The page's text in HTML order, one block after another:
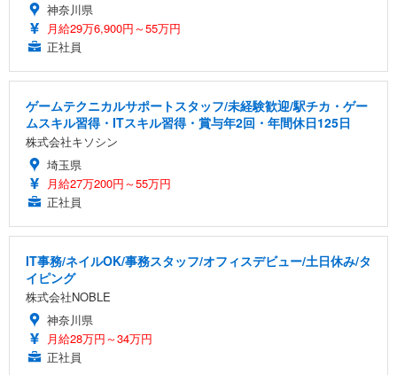
神奈川県
月給29万6,900円～55万円
正社員
ゲームテクニカルサポートスタッフ/未経験歓迎/駅チカ・ゲー
ムスキル習得・ITスキル習得・賞与年2回・年間休日125日
株式会社キソシン
埼玉県
月給27万200円～55万円
正社員
IT事務/ネイルOK/事務スタッフ/オフィスデビュー/土日休み/タ
イピング
株式会社NOBLE
神奈川県
月給28万円～34万円
正社員